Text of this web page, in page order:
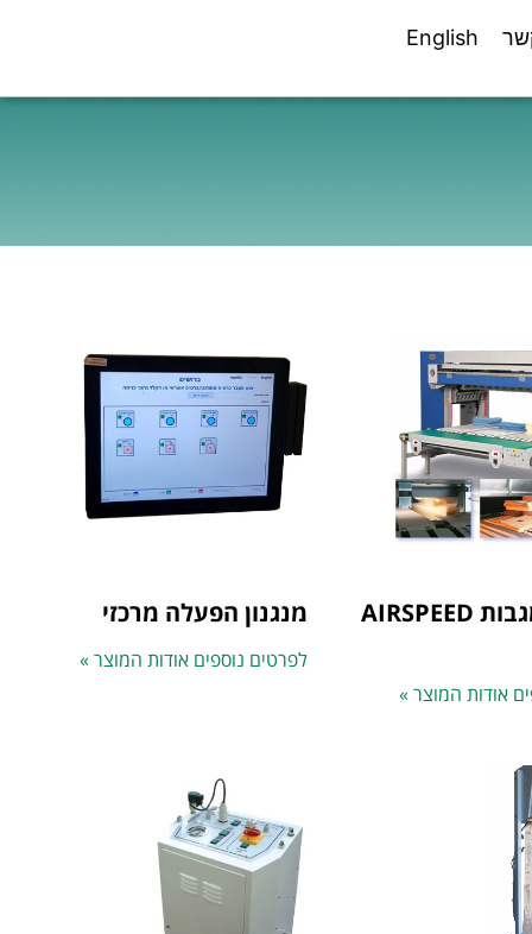
English
מקפלת מגבות AIRSPEED
אודות המוצר »
מנגנון הפעלה מרכזי
לפרטים נוספים אודות המוצר »